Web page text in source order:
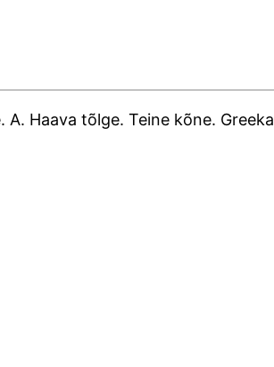
Haava tõlge. Teine kõne.